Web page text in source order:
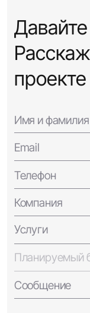
проекте
Имя и фамилия
Email
Телефон
Компания
Услуги
Планируемый
Сообщение